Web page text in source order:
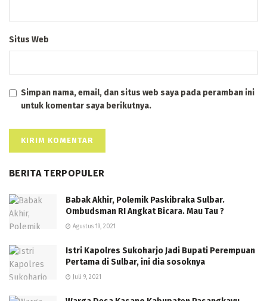
Situs Web
Simpan nama, email, dan situs web saya pada peramban ini
untuk komentar saya berikutnya.
BERITA TERPOPULER
Babak Akhir, Polemik Paskibraka Sulbar.
Ombudsman RI Angkat Bicara. Mau Tau ?
Agustus 19, 2021
Istri Kapolres Sukoharjo Jadi Bupati Perempuan
Pertama di Sulbar, ini dia sosoknya
Juli 9, 2021